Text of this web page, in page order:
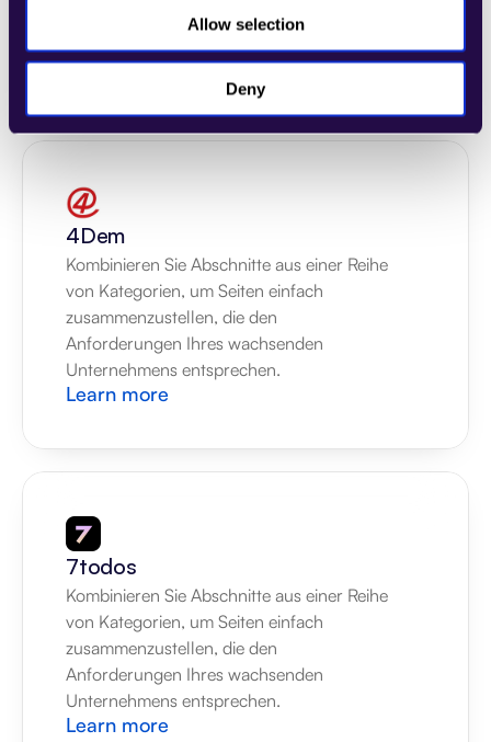
Allow selection
Deny
Anforderungen Ihres wachsenden
Learn more
4Dem
Kombinieren Sie Abschnitte aus einer Reihe
von Kategorien, um Seiten einfach
zusammenzustellen, die den
Anforderungen Ihres wachsenden
Unternehmens entsprechen.
Learn more
7todos
Kombinieren Sie Abschnitte aus einer Reihe
von Kategorien, um Seiten einfach
zusammenzustellen, die den
Anforderungen Ihres wachsenden
Unternehmens entsprechen.
Learn more